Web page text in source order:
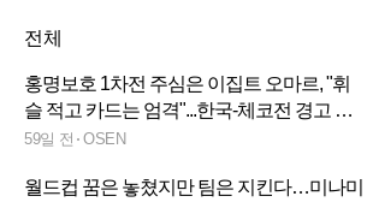
전체
홍명보호 1차전 주심은 이집트 오마르, "휘
슬 적고 카드는 엄격"...한국-체코전 경고 관
리가 변수
59일 전 OSEN
월드컵 꿈은 놓쳤지만 팀은 지킨다…미나미